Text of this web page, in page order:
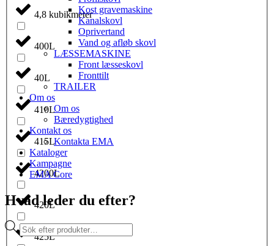
4,8 kubikmeter
400L
40L
410L
415L
4200L
420L
425L
Kost gravemaskine
Kanalskovl
Oprivertand
Vand og afløb skovl
LÆSSEMASKINE
Front læsseskovl
Fronttilt
TRAILER
Om os
Om os
Bæredygtighed
Kontakt os
Kontakta EMA
Kataloger
Kampagne
EMA Core
Hvad leder du efter?
Products
search